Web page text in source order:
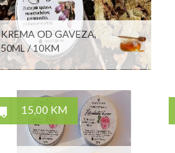
KREMA OD GAVEZA,
50ML / 10KM
15,00 KM